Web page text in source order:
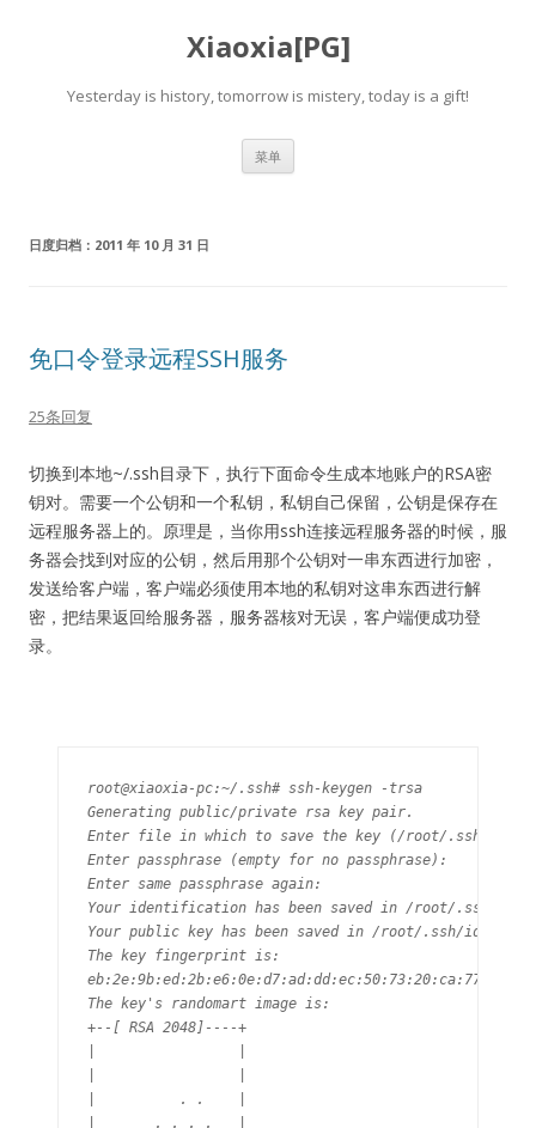
Xiaoxia[PG]
Yesterday is history, tomorrow is mistery, today is a gift!
菜单
日度归档： 2011 年 10 月 31 日
免口令登录远程SSH服务
25条回复
切换到本地~/.ssh目录下，执行下面命令生成本地账户的RSA密
钥对。需要一个公钥和一个私钥，私钥自己保留，公钥是保存在
远程服务器上的。原理是，当你用ssh连接远程服务器的时候，服
务器会找到对应的公钥，然后用那个公钥对一串东西进行加密，
发送给客户端，客户端必须使用本地的私钥对这串东西进行解
密，把结果返回给服务器，服务器核对无误，客户端便成功登
录。
root@xiaoxia-pc:~/.ssh# ssh-keygen -trsa
Generating public/private rsa key pair.
Enter file in which to save the key (/root/.ssh/
Enter passphrase (empty for no passphrase):
Enter same passphrase again:
Your identification has been saved in /root/.ssh/
Your public key has been saved in /root/.ssh/
The key fingerprint is:
eb:2e:9b:ed:2b:e6:0e:d7:ad:dd:ec:50:73:20:ca:77
The key's randomart image is:
+--[ RSA 2048]----+
|          . .    |
|       . . . .   |